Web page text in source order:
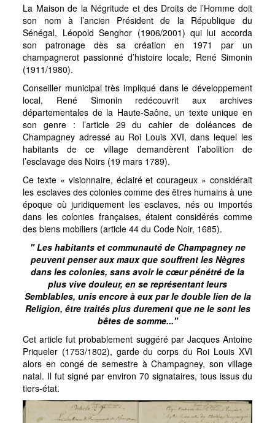
La Maison de la Négritude et des Droits de l’Homme doit
son nom à l’ancien Président de la République du
Sénégal, Léopold Senghor (1906/2001) qui lui accorda
son patronage dès sa création en 1971 par un
champagnerot passionné d’histoire locale, René Simonin
(1911/1980).
Conseiller municipal très impliqué dans le développement
local, René Simonin redécouvrit aux archives
départementales de la Haute-Saône, un texte unique en
son genre : l’article 29 du cahier de doléances de
Champagney adressé au Roi Louis XVI, dans lequel les
habitants de ce village demandèrent l’abolition de
l’esclavage des Noirs (19 mars 1789).
Ce texte « visionnaire, éclairé et courageux » considérait
les esclaves des colonies comme des êtres humains à une
époque où juridiquement les esclaves, nés ou importés
dans les colonies françaises, étaient considérés comme
des biens mobiliers (article 44 du Code Noir, 1685).
" Les habitants et communauté de Champagney ne
peuvent penser aux maux que souffrent les Nègres
dans les colonies, sans avoir le cœur pénétré de la
plus vive douleur, en se représentant leurs
Semblables, unis encore à eux par le double lien de la
Religion, être traités plus durement que ne le sont les
bêtes de somme..."
Cet article fut probablement suggéré par Jacques Antoine
Priqueler (1753/1802), garde du corps du Roi Louis XVI
alors en congé de semestre à Champagney, son village
natal. Il fut signé par environ 70 signataires, tous issus du
tiers-état.